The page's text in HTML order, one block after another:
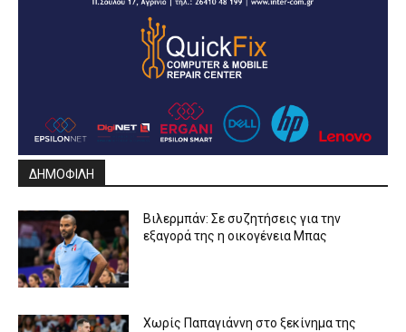
ΔΗΜΟΦΙΛΗ
Βιλερμπάν: Σε συζητήσεις για την
εξαγορά της η οικογένεια Μπας
Χωρίς Παπαγιάννη στο ξεκίνημα της